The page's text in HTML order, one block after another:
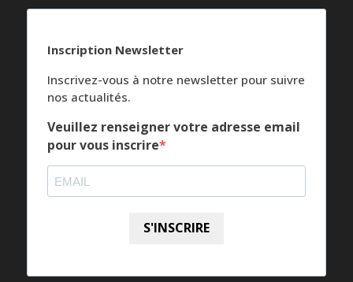
Inscription Newsletter
Inscrivez-vous à notre newsletter pour suivre
nos actualités.
Veuillez renseigner votre adresse email
pour vous inscrire
S'INSCRIRE